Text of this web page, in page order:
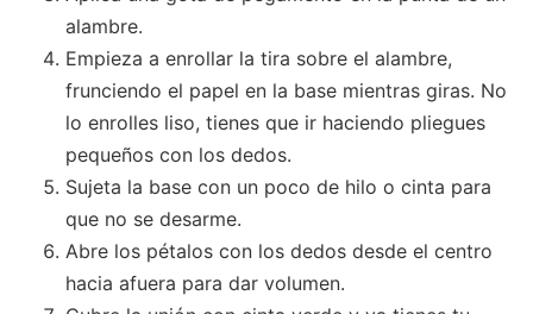
alambre.
Empieza a enrollar la tira sobre el alambre,
frunciendo el papel en la base mientras giras. No
lo enrolles liso, tienes que ir haciendo pliegues
pequeños con los dedos.
Sujeta la base con un poco de hilo o cinta para
que no se desarme.
Abre los pétalos con los dedos desde el centro
hacia afuera para dar volumen.